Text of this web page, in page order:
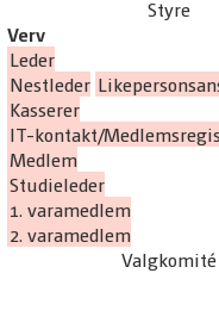
Styre
Verv
Leder
Nestleder
Kasserer
IT-kontakt/
Medlem
Studieleder
1. varamedlem
2. varamedlem
Valgkomité